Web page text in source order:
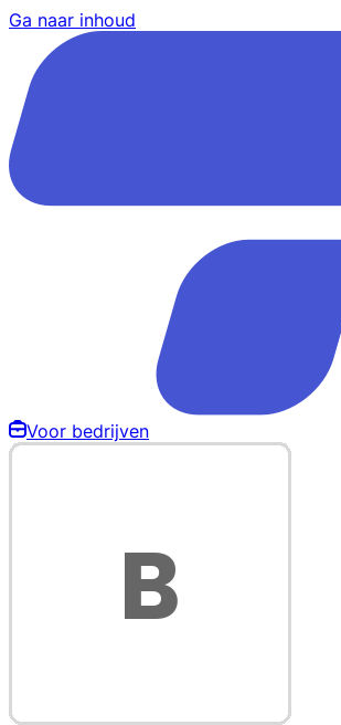
Ga naar inhoud
Voor bedrijven